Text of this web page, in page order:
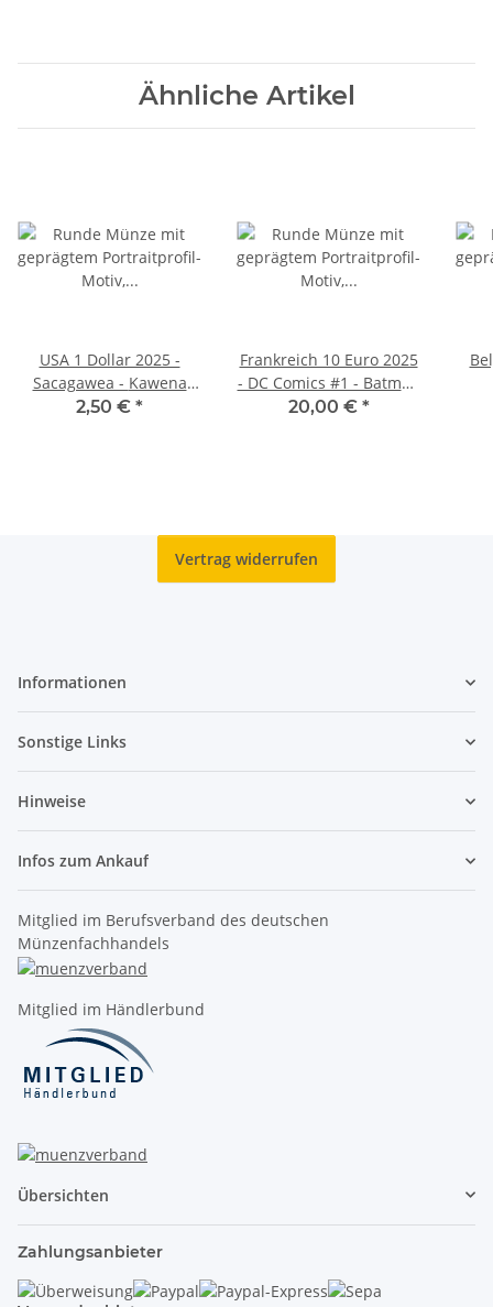
Ähnliche Artikel
USA 1 Dollar 2025 -
Sacagawea - Kawena
Pukui - D - unc.
2,50 € *
Frankreich 10 Euro 2025
- DC Comics #1 - Batman
- in Originablister
20,00 € *
Vertrag widerrufen
Informationen
Sonstige Links
Hinweise
Infos zum Ankauf
Mitglied im Berufsverband des deutschen
Münzenfachhandels
Mitglied im Händlerbund
Übersichten
Zahlungsanbieter